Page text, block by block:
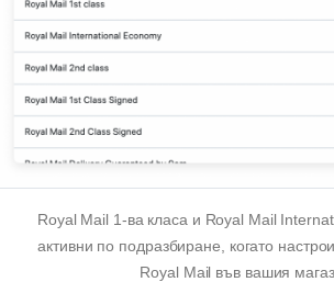
Royal Mail 1-ва класа и Royal Mail
активни по подразбиране, когато
Royal Mail във вашия